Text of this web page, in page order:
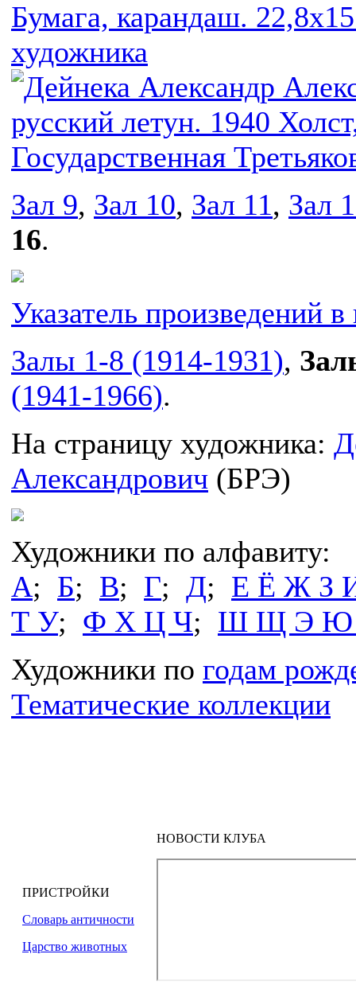
Зал 9, Зал 10, Зал 11, Зал
16.
Указатель произведений
Залы 1-8 (1914-1931),
(1941-1966).
На страницу художника:
Александрович (БРЭ)
Художники по алфавиту:
А; Б; В; Г; Д; Е Ё Ж З
Т У; Ф Х Ц Ч; Ш Щ Э Ю
Художники по годам
Тематические коллекции
ПРИСТРОЙКИ
Словарь античности
Царство животных
НОВОСТИ КЛУБА